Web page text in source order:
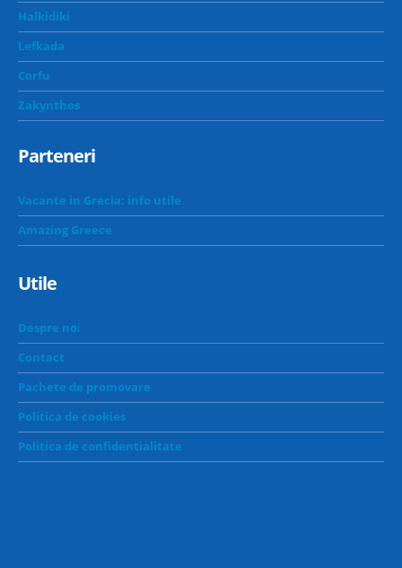
Halkidiki
Lefkada
Corfu
Zakynthos
Parteneri
Vacante in Grecia: info utile
Amazing Greece
Utile
Despre noi
Contact
Pachete de promovare
Politica de cookies
Politica de confidentialitate